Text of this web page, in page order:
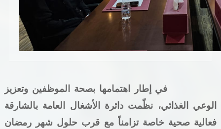
مشاريع الدائرة
المنشآت العمرانية
التحقق من حالة معاملة
خدمات الأفراد
في إطار اهتمامها بصحة الموظفين وتعزيز
الوعي الغذائي، نظّمت دائرة الأشغال العامة بالشارقة
فعالية صحية خاصة تزامناً مع قرب حلول شهر رمضان